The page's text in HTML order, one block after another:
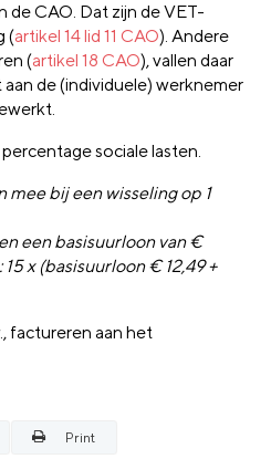
CAO. Dat zijn de VET-
(artikel 14 lid 11 CAO). Andere
(artikel 18 CAO), vallen daar
de (individuele) werknemer
sociale lasten.
bij een wisseling op 1
een basisuurloon van €
15 x (basisuurloon € 12,49 +
factureren aan het
Print